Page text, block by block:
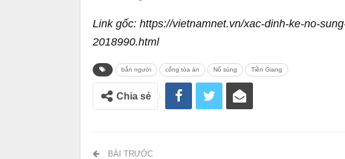
Link gốc: https://vietnamnet.vn/xac-dinh-ke-no-
2018990.html
bắn người cổng tòa án Nổ súng Tiền Giang
Chia sẻ
BÀI TRƯỚC